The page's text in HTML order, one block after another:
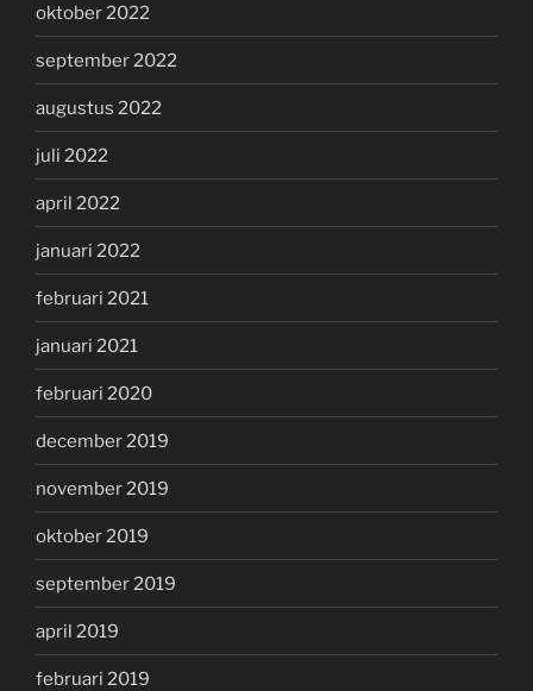
oktober 2022
september 2022
augustus 2022
juli 2022
april 2022
januari 2022
februari 2021
januari 2021
februari 2020
december 2019
november 2019
oktober 2019
september 2019
april 2019
februari 2019